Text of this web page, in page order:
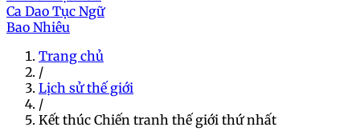
Ca Dao Tục Ngữ
Bao Nhiêu
Trang chủ
/
Lịch sử thế giới
/
Kết thúc Chiến tranh thế giới thứ nhất